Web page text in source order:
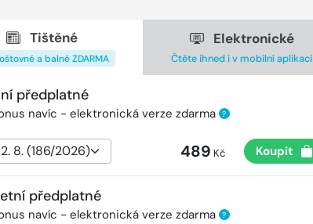
Tištěné
a balné ZDARMA
Elektronické
Čtěte ihned i v mobilní aplikaci
předplatné
navíc - elektronická verze zdarma ?
489 Kč Koupit
předplatné
navíc - elektronická verze zdarma ?